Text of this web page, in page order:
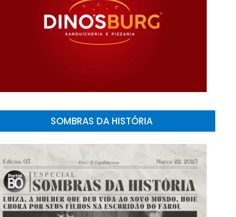
SOMBRAS DA HISTÓRIA